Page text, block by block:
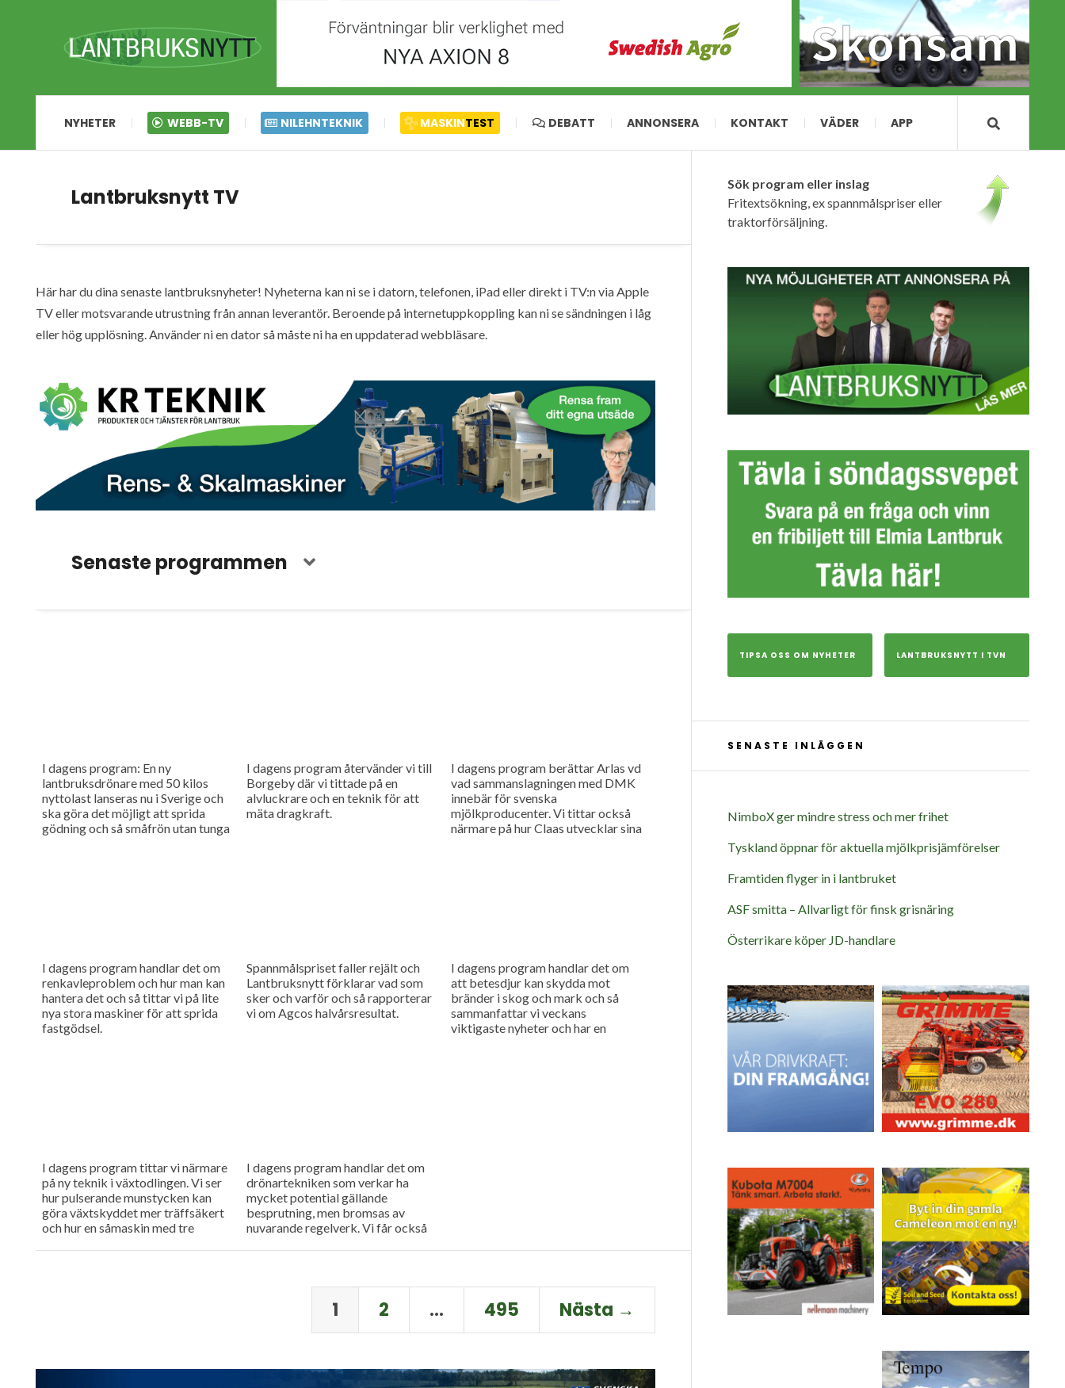
NYHETER WEBB-TV NILEHNTEKNIK MASKINTEST DEBATT ANNONSERA KONTAKT VÄDER APP
Lantbruksnytt TV
Här har du dina senaste lantbruksnyheter! Nyheterna kan ni se i datorn, telefonen, iPad eller direkt i TV:n via Apple
TV eller motsvarande utrustning från annan leverantör. Beroende på internetuppkoppling kan ni se sändningen i låg
eller hög upplösning. Använder ni en dator så måste ni ha en uppdaterad webbläsare.
Senaste programmen
I dagens program: En ny
lantbruksdrönare med 50 kilos
nyttolast lanseras nu i Sverige och
ska göra det möjligt att sprida
gödning och så småfrön utan tunga
I dagens program återvänder vi till
Borgeby där vi tittade på en
alvluckrare och en teknik för att
mäta dragkraft.
I dagens program berättar Arlas vd
vad sammanslagningen med DMK
innebär för svenska
mjölkproducenter. Vi tittar också
närmare på hur Claas utvecklar sina
I dagens program handlar det om
renkavleproblem och hur man kan
hantera det och så tittar vi på lite
nya stora maskiner för att sprida
fastgödsel.
Spannmålspriset faller rejält och
Lantbruksnytt förklarar vad som
sker och varför och så rapporterar
vi om Agcos halvårsresultat.
I dagens program handlar det om
att betesdjur kan skydda mot
bränder i skog och mark och så
sammanfattar vi veckans
viktigaste nyheter och har en
I dagens program tittar vi närmare
på ny teknik i växtodlingen. Vi ser
hur pulserande munstycken kan
göra växtskyddet mer träffsäkert
och hur en såmaskin med tre
I dagens program handlar det om
drönartekniken som verkar ha
mycket potential gällande
besprutning, men bromsas av
nuvarande regelverk. Vi får också
1 2 … 495 Nästa →
Sök program eller inslag
Fritextsökning, ex spannmålspriser eller
traktorförsäljning.
TIPSA OSS OM NYHETER LANTBRUKSNYTT I TVN
SENASTE INLÄGGEN
NimboX ger mindre stress och mer frihet
Tyskland öppnar för aktuella mjölkprisjämförelser
Framtiden flyger in i lantbruket
ASF smitta – Allvarligt för finsk grisnäring
Österrikare köper JD-handlare